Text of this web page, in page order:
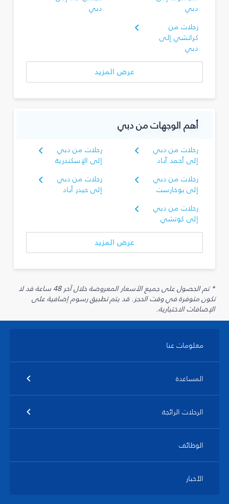
دبي
دبي
رحلات من
كراتشي إلى
دبي
عرض المزيد
أهم الوجهات من دبي
رحلات من دبي
إلى أحمد آباد
رحلات من دبي
إلى الإسكندرية
رحلات من دبي
إلى بوخارست
رحلات من دبي
إلى حيدر أباد
رحلات من دبي
إلى كوتشي
عرض المزيد
* تم الحصول على جميع الأسعار المعروضة خلال آخر 48 ساعة قد لا
تكون متوفرة في وقت الحجز. قد يتم تطبيق رسوم إضافية على
الإضافات الاختيارية.
معلومات عنا
المساعدة
الرحلات الرائجة
الوظائف
الأخبار